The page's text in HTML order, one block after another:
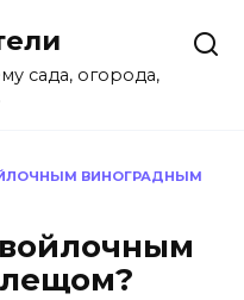
сада, огорода,
ВИНОГРАДНЫМ